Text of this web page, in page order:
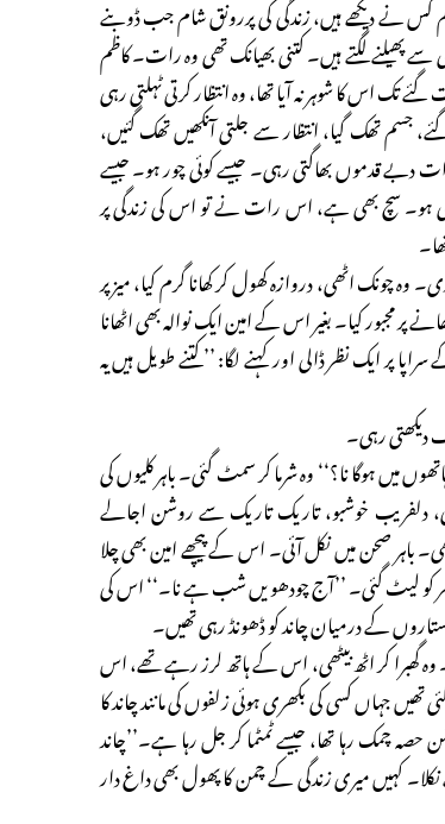
کس نے دیکھے ہیں، زندگی کی پررونق شام جب ڈوبنے
پھیلنے لگتے ہیں۔ کتنی بھیانک تھی وہ رات۔ کاظم
تک اس کا شوہر نہ آیا تھا، وہ انتظار کرتی ٹہلتی رہی
تھک گیا، انتظار سے جلتی آنکھیں تھک گئیں،
دبے قدموں بھاگتی رہی۔ جیسے کوئی چور ہو۔ جیسے
سچ بھی ہے، اس رات نے تو اس کی زندگی پر
وہ چونک اٹھی، دروازہ کھول کر کھانا گرم کیا، میز پر
پر مجبور کیا۔ بغیر اس کے امین ایک نوالہ بھی اٹھانا
پر ایک نظر ڈالی اور کہنے لگا: ’’کتنے طویل ہیں یہ
دیکھتی رہی۔
میں ہوگا نا؟‘‘ وہ شرما کر سمٹ گئی۔ باہر کلیوں کی
دلفریب خوشبو، تاریک تاریک سے روشن اجالے
صحن میں نکل آئی۔ اس کے پیچھے امین بھی چلا
کو لیٹ گئی۔ ’’آج چودھویں شب ہے نا۔‘‘ اس کی
کے درمیان چاند کو ڈھونڈ رہی تھیں۔
گھبرا کر اٹھ بیٹھی، اس کے ہاتھ لرز رہے تھے، اس
تھیں جہاں کسی کی بکھری ہوئی زلفوں کی مانند چاند کا
حصہ چمک رہا تھا، جیسے ٹمٹما کر جل رہا ہے۔’’چاند
کہیں میری زندگی کے چمن کا پھول بھی داغ دار